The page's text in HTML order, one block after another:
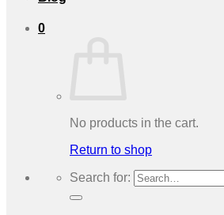
0
No products in the cart.
Return to shop
Search for: